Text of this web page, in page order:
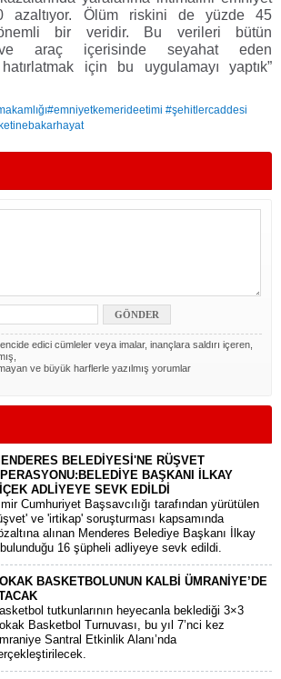
azaltıyor. Ölüm riskini de yüzde 45
bir veridir. Bu verileri bütün
ve araç içerisinde seyahat eden
hatırlatmak için bu uygulamayı yaptık”
#şehitlercaddesi
edici cümleler veya imalar, inançlara saldırı içeren,
ve büyük harflerle yazılmış yorumlar
BELEDİYESİ'NE RÜŞVET
BAŞKANI İLKAY
ADLİYEYE SEVK EDİLDİ
Cumhuriyet Başsavcılığı tarafından yürütülen
ve 'irtikap' soruşturması kapsamında
alınan Menderes Belediye Başkanı İlkay
16 şüpheli adliyeye sevk edildi.
BASKETBOLUNUN KALBİ ÜMRANİYE’DE
tutkunlarının heyecanla beklediği 3×3
Basketbol Turnuvası, bu yıl 7’nci kez
Santral Etkinlik Alanı’nda